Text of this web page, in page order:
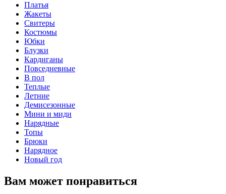
Платья
Жакеты
Свитеры
Костюмы
Юбки
Блузки
Кардиганы
Повседневные
В пол
Теплые
Летние
Демисезонные
Мини и миди
Нарядные
Топы
Брюки
Нарядное
Новый год
Вам может понравиться